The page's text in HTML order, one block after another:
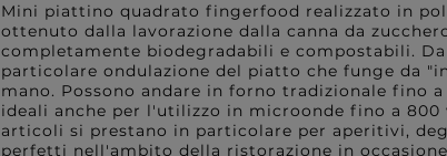
Mini piattino quadrato fingerfood realizzato in
ottenuto dalla lavorazione dalla canna da
completamente biodegradabili e compostabili.
particolare ondulazione del piatto che funge da
mano. Possono andare in forno tradizionale fino
ideali anche per l'utilizzo in microonde fino a 800
articoli si prestano in particolare per aperitivi,
perfetti nell'ambito della ristorazione in